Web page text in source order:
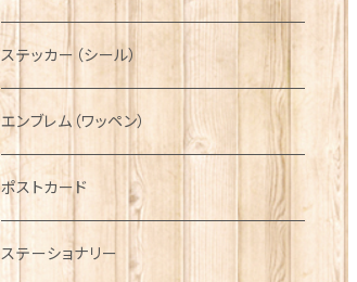
ニット帽
ボタンラップマフラー【Aran Traditions】
ファッションマスク
その他テーブルウェア
動物＆植物
国旗＆紋章
音楽＆楽器
NAVY
AIRFORCE
ARMY
ピューター
ステッカー（シール）
エンブレム（ワッペン）
ポストカード
ステーショナリー